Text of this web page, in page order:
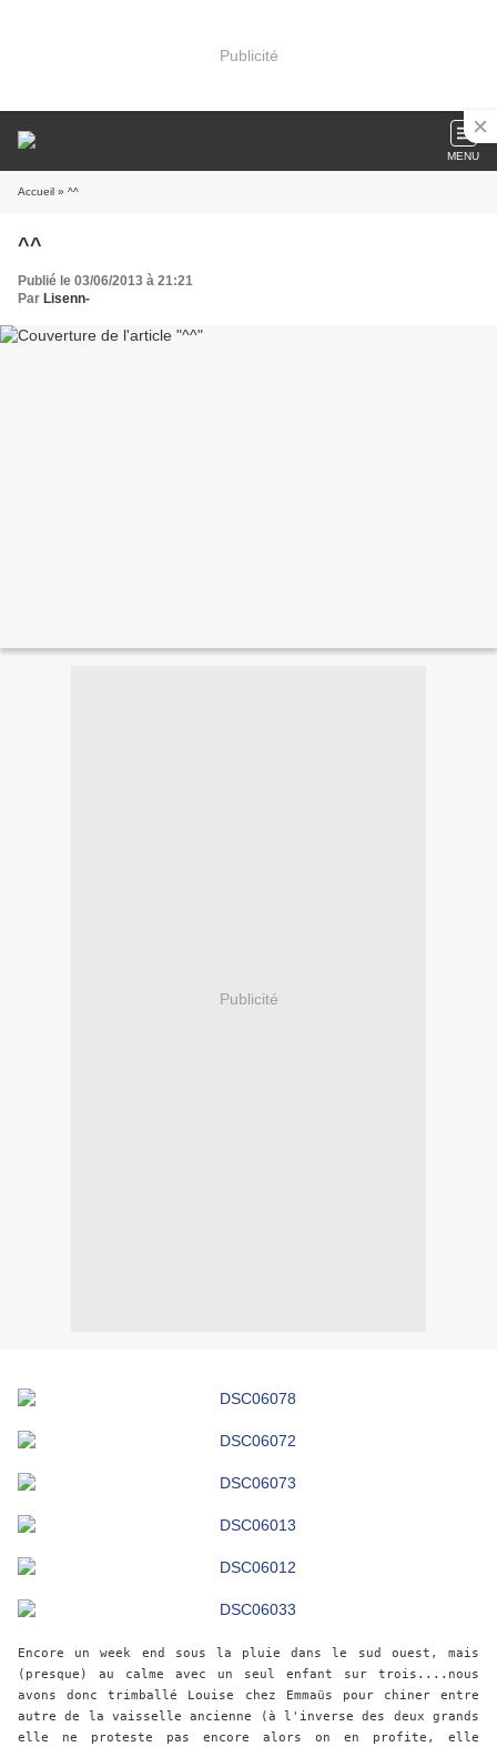
Publicité
MENU
Accueil » ^^
^^
Publié le 03/06/2013 à 21:21
Par Lisenn-
Publicité
Encore un week end sous la pluie dans le sud ouest, mais
(presque) au calme avec un seul enfant sur trois....nous
avons donc trimballé Louise chez Emmaüs pour chiner entre
autre de la vaisselle ancienne (à l'inverse des deux grands
elle ne proteste pas encore alors on en profite, elle